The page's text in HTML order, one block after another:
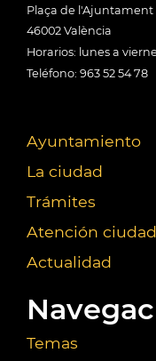
Plaça de l'Ajuntament
46002 València
Horarios: lunes a
Teléfono: 963 52 54 78
Ayuntamiento
La ciudad
Trámites
Atención
Actualidad
Temas